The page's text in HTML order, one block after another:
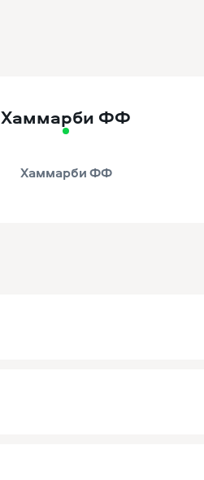
Хаммарби ФФ
Хаммарби ФФ